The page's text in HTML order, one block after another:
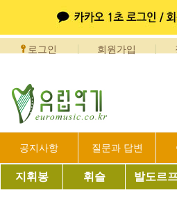
로그인 회원가입
공지사항 질문과 답변
지휘봉 휘슬 발도르